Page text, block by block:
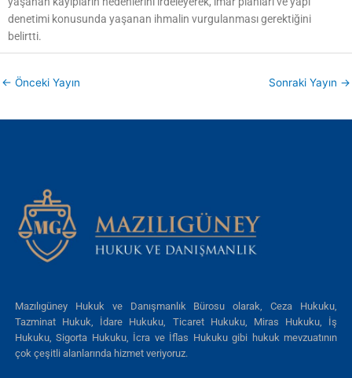
denetimi konusunda yaşanan ihmalin vurgulanması gerektiğini
belirtti.
← Önceki Yayın Sonraki Yayın →
Mazılıgüney Hukuk ve Danışmanlık Bürosu olarak, Ceza Hukuku,
Tazminat Hukuk, İdare Hukuku, Ticaret Hukuku, Miras Hukuku, İş
Hukuku, Sigorta Hukuku, İcra ve İflas Hukuku gibi hukuk mevzuatının
çok çeşitli alanlarında hizmet veriyoruz.